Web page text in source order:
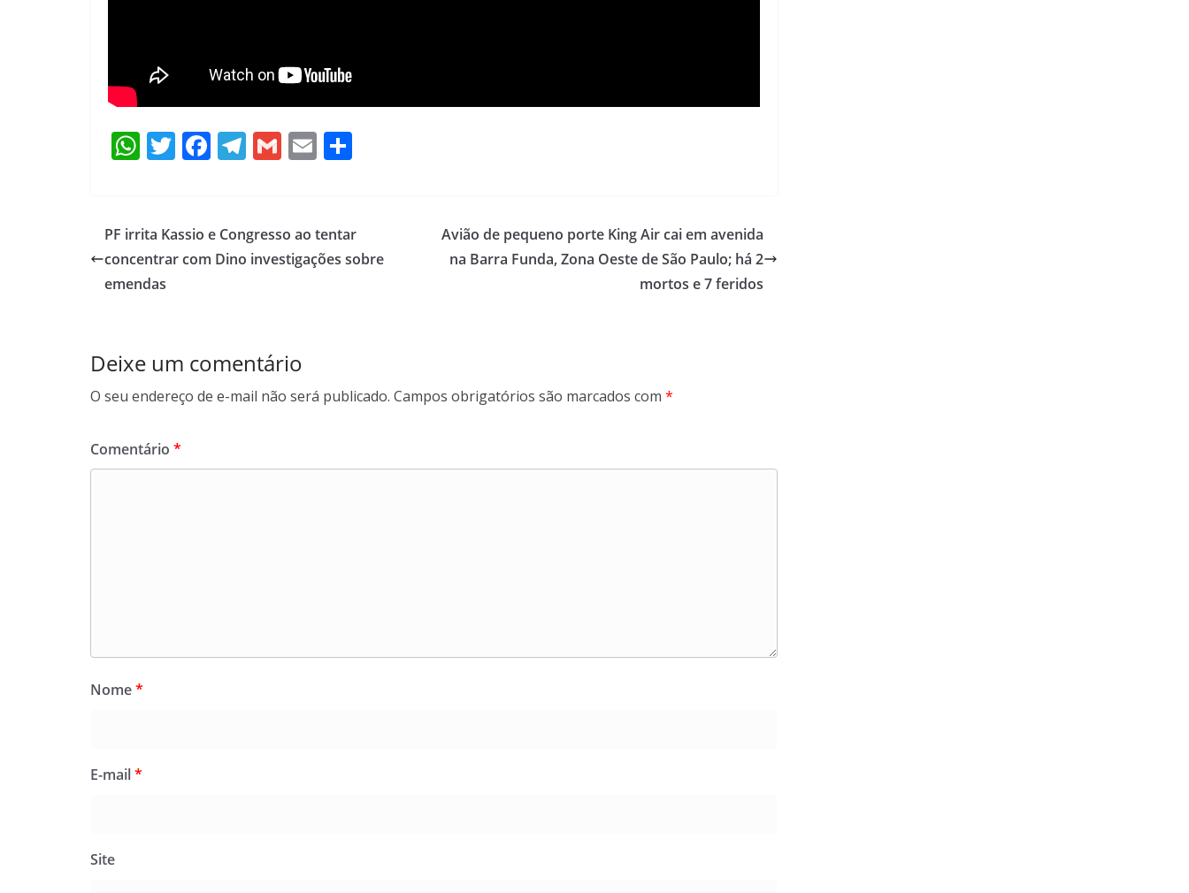
W
s
A
p
T
er
F
b
o
T
gr
a
G
l
E
l e
PF irrita Kassio e Congresso ao tentar
concentrar com Dino investigações sobre
emendas
Avião de pequeno porte King Air cai em avenida
na Barra Funda, Zona Oeste de São Paulo; há 2
mortos e 7 feridos
Deixe um comentário
O seu endereço de e-mail não será publicado. Campos obrigatórios são marcados com *
Comentário *
Nome*
E-mail*
Site